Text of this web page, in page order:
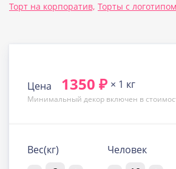
Торт на корпоратив, Торты с
Цена 1350 ₽ × 1 кг
Минимальный декор включен в
Вес(кг) Человек